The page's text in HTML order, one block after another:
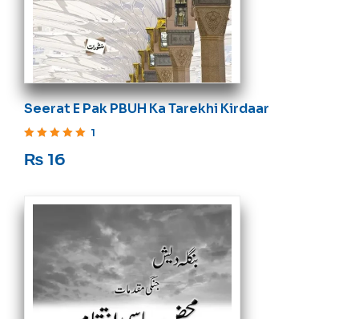
Seerat E Pak PBUH Ka Tarekhi Kirdaar
1
₨ 16